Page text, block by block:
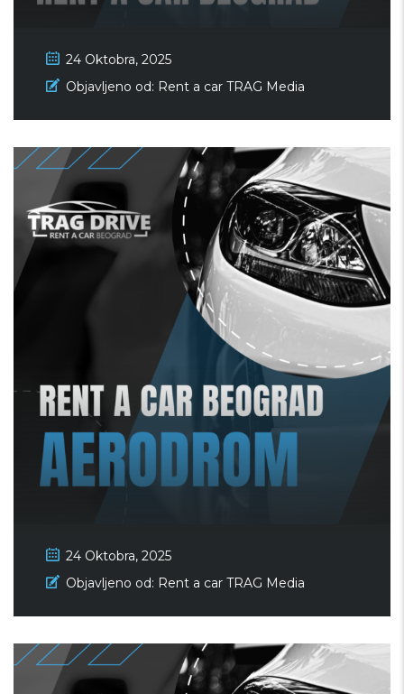
Zašto smo mi najbolji rent a car
u Beogradu – Trag Drive
24 Oktobra, 2025
Objavljeno od: Rent a car TRAG Media
Rent a car Beograd aerodrom –
Trag Drive
24 Oktobra, 2025
Objavljeno od: Rent a car TRAG Media